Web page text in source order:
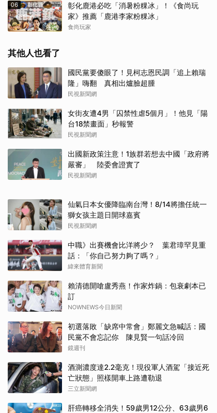
06
彰化鹿港必吃「消暑粉粿冰」！《食尚玩
家》推薦「鹿港李家粉粿冰」
食尚玩家
其他人也看了
國民黨要傻眼了！見柯志恩民調「追上賴瑞
隆」嗨翻 真相出爐臉超腫
民視新聞網
女街友遭4男「囚禁性虐5個月」！他見「陽
台18禁畫面」秒報警
民視新聞網
出國新政策注意！1族群若想去中國「政府將
嚴審」 陸委會證實了
民視新聞網
仙氣日本女優降臨南台灣！8/14將擔任統一
獅女孩主題日開球嘉賓
民視新聞網
中職》出賽機會比洋將少？ 葉君璋罕見重
話：「你自己努力夠了嗎？」
緯來體育新聞
賴清德開嗆盧秀燕！作家炸鍋：包衰劇本已
訂
NOWNEWS今日新聞
初選落敗「缺席中常會」鄭麗文急喊話：國
民黨不會忘記你 陳見賢一句話冷回
鏡週刊
酒測濃度達2.2毫克！現役軍人酒駕「接近死
亡狀態」照樣開車上路遭勒退
三立新聞網
肝癌轉移全消失！59歲男12公分、63歲男6